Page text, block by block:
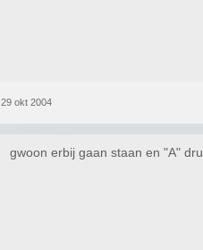
29 okt 2004
gwoon erbij gaan staan en "A"